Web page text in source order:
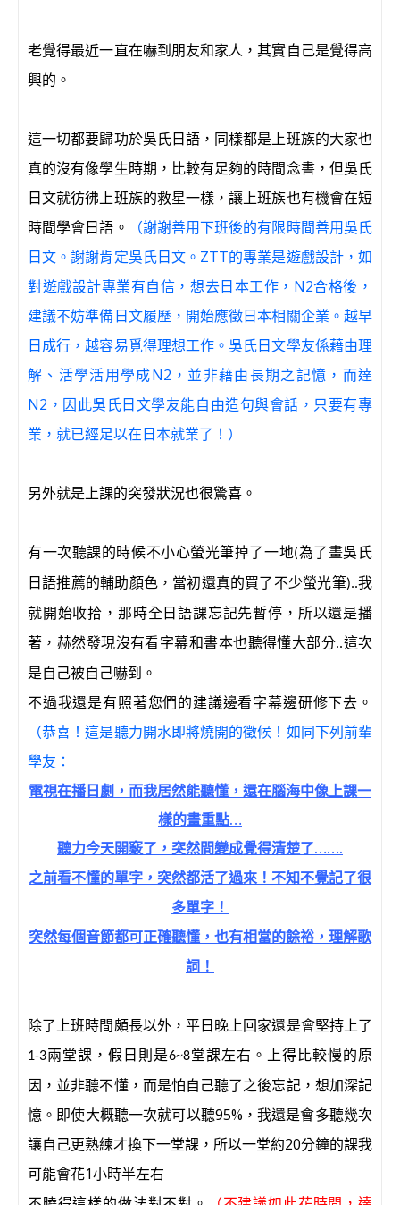
老覺得最近一直在嚇到朋友和家人，其實自己是覺得高
興的。
這一切都要歸功於吳氏日語，同樣都是上班族的大家也
真的沒有像學生時期，比較有足夠的時間念書，但吳氏
日文就彷彿上班族的救星一樣，讓上班族也有機會在短
時間學會日語。
（謝謝善用下班後的有限時間善用吳氏
日文。謝謝肯定吳氏日文。ZTT的專業是遊戲設計，如
對遊戲設計專業有自信，想去日本工作，N2合格後，
建議不妨準備日文履歷，開始應徵日本相關企業。越早
日成行，越容易覓得理想工作。吳氏日文學友係藉由理
解、活學活用學成N2，並非藉由長期之記憶，而達
N2，因此吳氏日文學友能自由造句與會話，只要有專
業，就已經足以在日本就業了！）
另外就是上課的突發狀況也很驚喜。
有一次聽課的時候不小心螢光筆掉了一地(為了畫吳氏
日語推薦的輔助顏色，當初還真的買了不少螢光筆)..我
就開始收拾，那時全日語課忘記先暫停，所以還是播
著，赫然發現沒有看字幕和書本也聽得懂大部分..這次
是自己被自己嚇到。
不過我還是有照著您們的建議邊看字幕邊研修下去。
（恭喜！這是聽力開水即將燒開的徵候！如同下列前輩
學友：
電視在播日劇，而我居然能聽懂，還在腦海中像上課一
樣的畫重點…
聽力今天開竅了，突然間變成覺得清楚了…….
之前看不懂的單字，突然都活了過來！不知不覺記了很
多單字！
突然每個音節都可正確聽懂，也有相當的餘裕，理解歌
詞！
除了上班時間頗長以外，平日晚上回家還是會堅持上了
1-3兩堂課，假日則是6~8堂課左右。上得比較慢的原
因，並非聽不懂，而是怕自己聽了之後忘記，想加深記
憶。即使大概聽一次就可以聽95% ，我還是會多聽幾次
讓自己更熟練才換下一堂課，所以一堂約20分鐘的課我
可能會花1小時半左右